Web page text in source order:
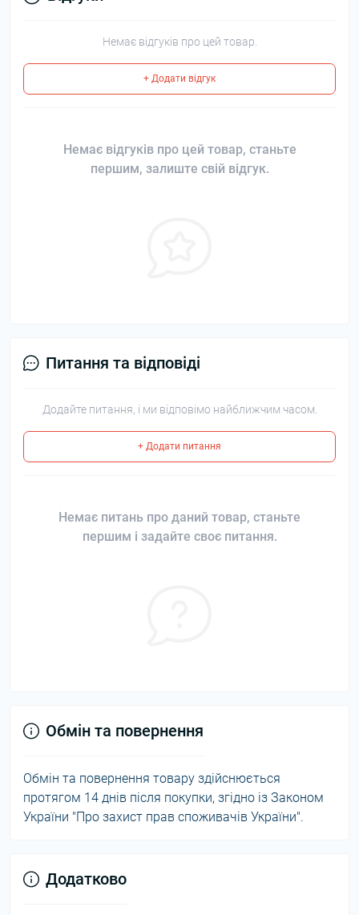
Немає відгуків про цей товар.
+ Додати відгук
Немає відгуків про цей товар, станьте
першим, залиште свій відгук.
Питання та відповіді
Додайте питання, і ми відповімо найближчим часом.
+ Додати питання
Немає питань про даний товар, станьте
першим і задайте своє питання.
Обмін та повернення
Обмін та повернення товару здійснюється
протягом 14 днів після покупки, згідно із Законом
України "Про захист прав споживачів України".
Додатково